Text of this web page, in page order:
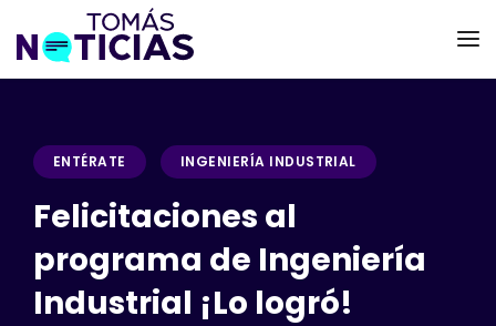
ENTÉRATE INGENIERÍA INDUSTRIAL
Felicitaciones al
programa de Ingeniería
Industrial ¡Lo logró!